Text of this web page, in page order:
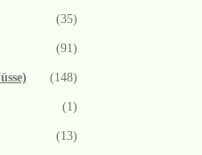
(35)
(91)
(148)
(1)
(13)